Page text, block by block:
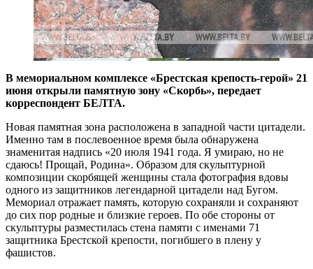
В мемориальном комплексе «Брестская крепость-герой» 21
июня открыли памятную зону «Скорбь», передает
корреспондент БЕЛТА.
Новая памятная зона расположена в западной части цитадели.
Именно там в послевоенное время была обнаружена
знаменитая надпись «20 июля 1941 года. Я умираю, но не
сдаюсь! Прощай, Родина». Образом для скульптурной
композиции скорбящей женщины стала фотография вдовы
одного из защитников легендарной цитадели над Бугом.
Мемориал отражает память, которую сохраняли и сохраняют
до сих пор родные и близкие героев. По обе стороны от
скульптуры разместилась стена памяти с именами 71
защитника Брестской крепости, погибшего в плену у
фашистов.